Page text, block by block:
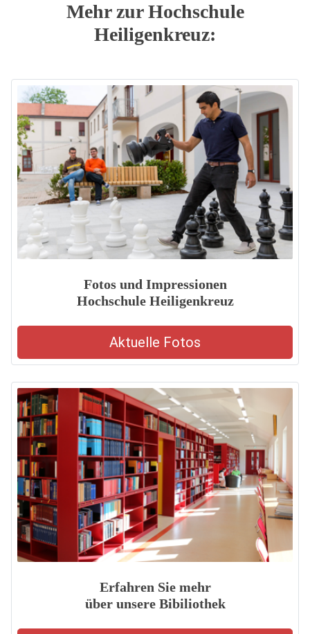
Mehr zur Hochschule
Heiligenkreuz:
Fotos und Impressionen
Hochschule Heiligenkreuz
Aktuelle Fotos
Erfahren Sie mehr
über unsere Bibiliothek